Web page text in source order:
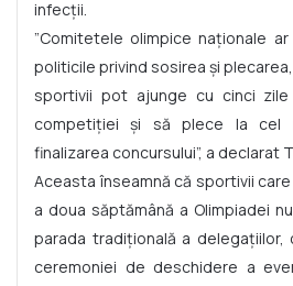
infecţii.
”Comitetele olimpice naţionale
politicile privind sosirea şi
sportivii pot ajunge cu cinci
competiţiei şi să plece la cel
finalizarea concursului”, a declarat
Aceasta înseamnă că sportivii
a doua săptămână a Olimpiadei
parada tradiţională a delegaţiilor,
ceremoniei de deschidere a